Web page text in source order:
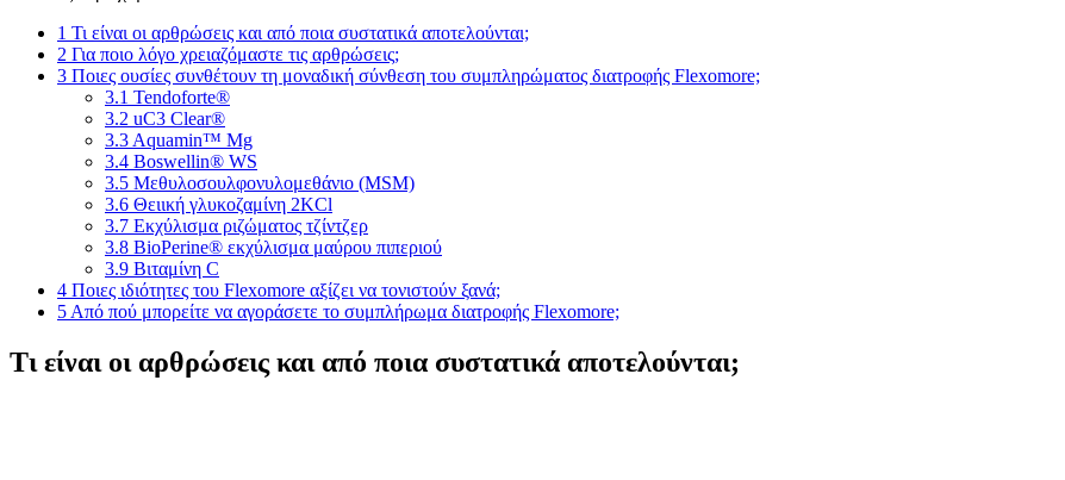
1 Τι είναι οι αρθρώσεις και από ποια συστατικά αποτελούνται;
2 Για ποιο λόγο χρειαζόμαστε τις αρθρώσεις;
3 Ποιες ουσίες συνθέτουν τη μοναδική σύνθεση του συμπληρώματος διατροφής Flexomore;
3.1 Tendoforte®
3.2 uC3 Clear®
3.3 Aquamin™ Mg
3.4 Boswellin® WS
3.5 Μεθυλοσουλφονυλομεθάνιο (MSM)
3.6 Θειική γλυκοζαμίνη 2KCl
3.7 Εκχύλισμα ριζώματος τζίντζερ
3.8 BioPerine® εκχύλισμα μαύρου πιπεριού
3.9 Βιταμίνη C
4 Ποιες ιδιότητες του Flexomore αξίζει να τονιστούν ξανά;
5 Από πού μπορείτε να αγοράσετε το συμπλήρωμα διατροφής Flexomore;
Τι είναι οι αρθρώσεις και από ποια συστατικά αποτελούνται;